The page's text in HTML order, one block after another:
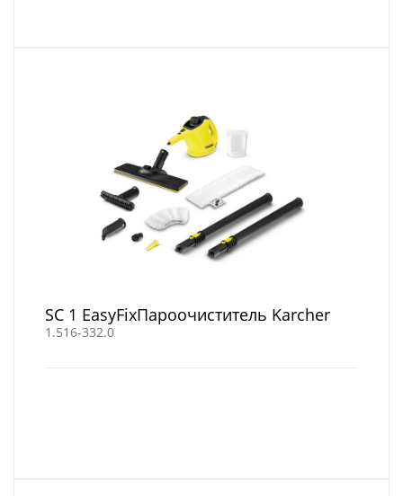
SC 1 EasyFixПароочиститель Karcher
1.516-332.0